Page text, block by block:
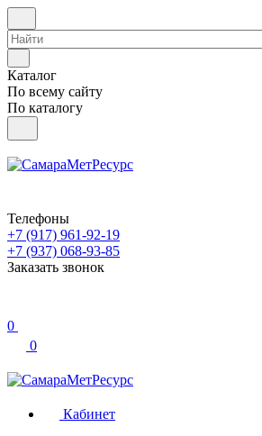
Каталог
По всему сайту
По каталогу
Телефоны
+7 (917) 961-92-19
+7 (937) 068-93-85
Заказать звонок
0
0
Кабинет